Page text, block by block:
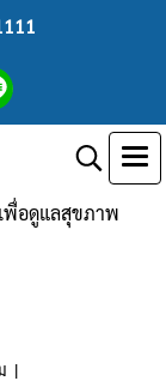
พื่อดูแลสุขภาพ
|